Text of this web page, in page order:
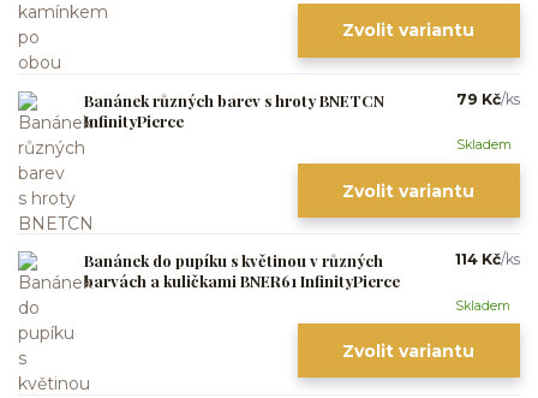
Zvolit variantu
Banánek různých barev s hroty BNETCN
InfinityPierce
79 Kč/ks
Skladem
Zvolit variantu
Banánek do pupíku s květinou v různých
barvách a kuličkami BNER61 InfinityPierce
114 Kč/ks
Skladem
Zvolit variantu